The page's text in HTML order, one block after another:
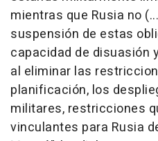
mientras que Rusia no
suspensión de estas
capacidad de disuasión
al eliminar las
planificación, los
militares, restricciones
vinculantes para Rusia